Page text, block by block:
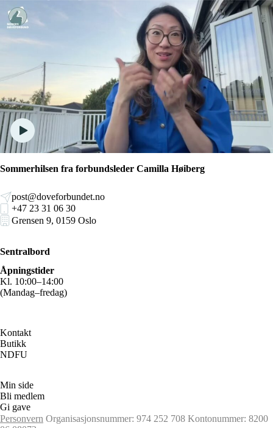
Sommerhilsen fra forbundsleder Camilla Høiberg
post@doveforbundet.no
+47 23 31 06 30
Grensen 9, 0159 Oslo
Sentralbord
Åpningstider
Kl. 10:00–14:00
(Mandag–fredag)
Kontakt
Butikk
NDFU
Min side
Bli medlem
Gi gave
Personvern Organisasjonsnummer: 974 252 708 Kontonummer: 8200